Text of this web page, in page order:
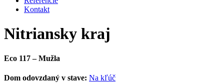
Kontakt
Nitriansky kraj
Eco 117 – Mužla
Dom odovzdaný v stave: Na kľúč